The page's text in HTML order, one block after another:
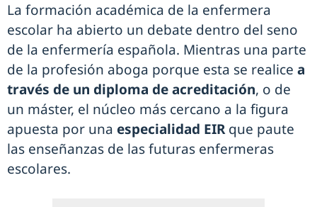
La formación académica de la enfermera
escolar ha abierto un debate dentro del seno
de la enfermería española. Mientras una parte
de la profesión aboga porque esta se realice a
través de un diploma de acreditación, o de
un máster, el núcleo más cercano a la figura
apuesta por una especialidad EIRque paute
las enseñanzas de las futuras enfermeras
escolares.